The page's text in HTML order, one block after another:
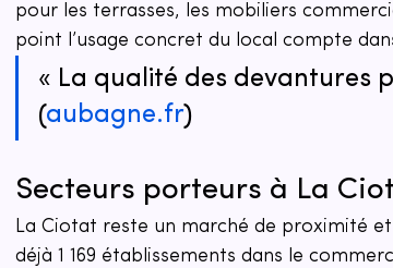
pour les terrasses, les mobiliers
point l’usage concret du local compte
« La qualité des devantures
(aubagne.fr)
Secteurs porteurs à La
La Ciotat reste un marché de proximité
déjà 1 169 établissements dans le